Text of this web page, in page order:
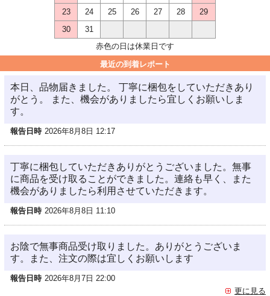
23
24 25 26 27 28
29
30
31
赤色の日は休業日です
最近の到着レポート
本日、品物届きました。 丁寧に梱包をしていただきあり
がとう。 また、機会がありましたら宜しくお願いしま
す。
報告日時 2026年8月8日 12:17
丁寧に梱包していただきありがとうございました。無事
に商品を受け取ることができました。連絡も早く、また
機会がありましたら利用させていただきます。
報告日時 2026年8月8日 11:10
お陰で無事商品受け取りました。ありがとうございま
す。また、注文の際は宜しくお願いします
報告日時 2026年8月7日 22:00
更に見る